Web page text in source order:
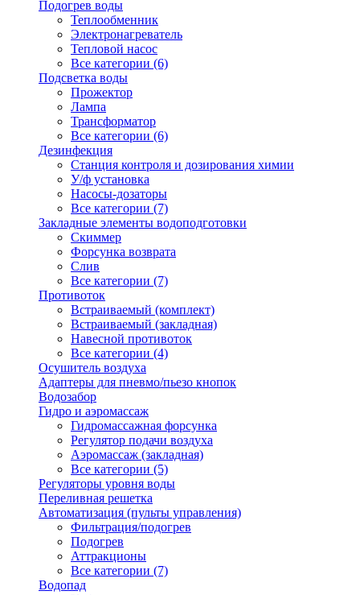
Подогрев воды
Теплообменник
Электронагреватель
Тепловой насос
Все категории (6)
Подсветка воды
Прожектор
Лампа
Трансформатор
Все категории (6)
Дезинфекция
Станция контроля и дозирования химии
У/ф установка
Насосы-дозаторы
Все категории (7)
Закладные элементы водоподготовки
Скиммер
Форсунка возврата
Слив
Все категории (7)
Противоток
Встраиваемый (комплект)
Встраиваемый (закладная)
Навесной противоток
Все категории (4)
Осушитель воздуха
Адаптеры для пневмо/пьезо кнопок
Водозабор
Гидро и аэромассаж
Гидромассажная форсунка
Регулятор подачи воздуха
Аэромассаж (закладная)
Все категории (5)
Регуляторы уровня воды
Переливная решетка
Автоматизация (пульты управления)
Фильтрация/подогрев
Подогрев
Аттракционы
Все категории (7)
Водопад